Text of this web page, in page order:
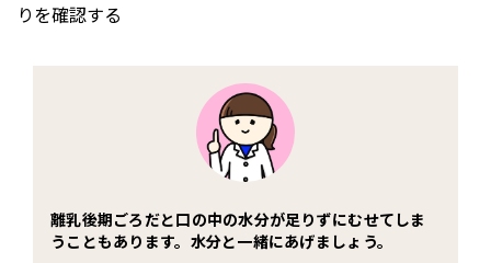
りを確認する
離乳後期ごろだと口の中の水分が足りずにむせてしま
うこともあります。水分と一緒にあげましょう。